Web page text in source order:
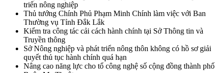
triển nông nghiệp
Thủ tướng Chính Phủ Phạm Minh Chính làm việc với Ban
Thường vụ Tỉnh Đắk Lắk
Kiểm tra công tác cải cách hành chính tại Sở Thông tin và
Truyền thông
Sở Nông nghiệp và phát triển nông thôn không có hồ sơ giải
quyết thủ tục hành chính quá hạn
Nâng cao năng lực cho tổ công nghệ số cộng đồng thành phố